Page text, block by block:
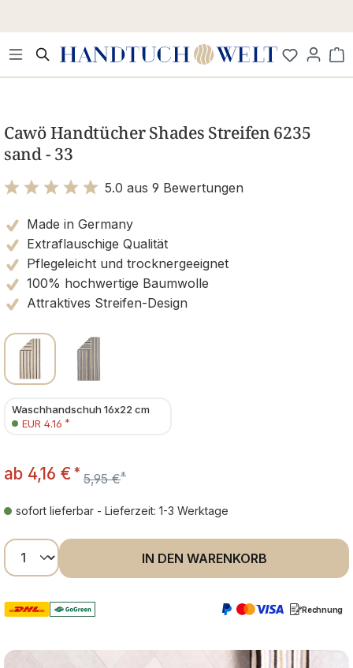
Cawö Handtücher Shades Streifen 6235
sand - 33
5.0 aus 9 Bewertungen
Made in Germany
Extraflauschige Qualität
Pflegeleicht und trocknergeeignet
100% hochwertige Baumwolle
Attraktives Streifen-Design
Waschhandschuh 16x22 cm
EUR 4.16 *
ab 4,16 € * 5,95 €*
sofort lieferbar - Lieferzeit: 1-3 Werktage
Produkt Anzahl: Gib den gewünschten
IN DEN WARENKORB
Rechnung